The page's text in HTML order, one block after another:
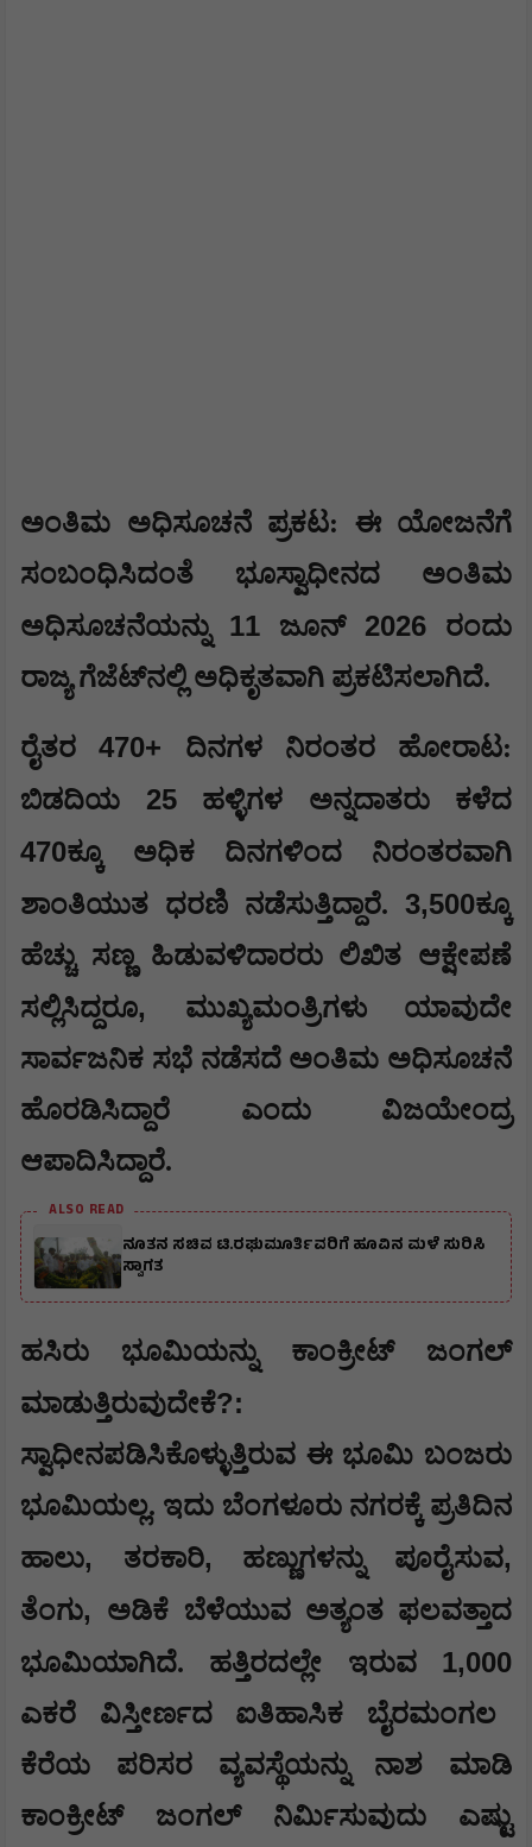
​ಅಂತಿಮ ಅಧಿಸೂಚನೆ ಪ್ರಕಟ: ಈ ಯೋಜನೆಗೆ
ಸಂಬಂಧಿಸಿದಂತೆ ಭೂಸ್ವಾಧೀನದ ಅಂತಿಮ
ಅಧಿಸೂಚನೆಯನ್ನು 11 ಜೂನ್ 2026 ರಂದು
ರಾಜ್ಯ ಗೆಜೆಟ್‌ನಲ್ಲಿ ಅಧಿಕೃತವಾಗಿ ಪ್ರಕಟಿಸಲಾಗಿದೆ.
​ರೈತರ 470+ ದಿನಗಳ ನಿರಂತರ ಹೋರಾಟ:
ಬಿಡದಿಯ 25ಹಳ್ಳಿಗಳ ಅನ್ನದಾತರು ಕಳೆದ
470ಕ್ಕೂ ಅಧಿಕ ದಿನಗಳಿಂದ ನಿರಂತರವಾಗಿ
ಶಾಂತಿಯುತ ಧರಣಿ ನಡೆಸುತ್ತಿದ್ದಾರೆ. 3,500ಕ್ಕೂ
ಹೆಚ್ಚು ಸಣ್ಣ ಹಿಡುವಳಿದಾರರು ಲಿಖಿತ ಆಕ್ಷೇಪಣೆ
ಸಲ್ಲಿಸಿದ್ದರೂ, ಮುಖ್ಯಮಂತ್ರಿಗಳು ಯಾವುದೇ
ಸಾರ್ವಜನಿಕ ಸಭೆ ನಡೆಸದೆ ಅಂತಿಮ ಅಧಿಸೂಚನೆ
ಹೊರಡಿಸಿದ್ದಾರೆ ಎಂದು ವಿಜಯೇಂದ್ರ
ಆಪಾದಿಸಿದ್ದಾರೆ.
ALSO READ
ನೂತನ ಸಚಿವ ಟಿ.ರಘುಮೂರ್ತಿವರಿಗೆ ಹೂವಿನ ಮಳೆ ಸುರಿಸಿ
ಸ್ವಾಗತ
​​ಹಸಿರು ಭೂಮಿಯನ್ನು ಕಾಂಕ್ರೀಟ್ ಜಂಗಲ್
ಮಾಡುತ್ತಿರುವುದೇಕೆ?:
ಸ್ವಾಧೀನಪಡಿಸಿಕೊಳ್ಳುತ್ತಿರುವ ಈ ಭೂಮಿ ಬಂಜರು
ಭೂಮಿಯಲ್ಲ. ಇದು ಬೆಂಗಳೂರು ನಗರಕ್ಕೆ ಪ್ರತಿದಿನ
ಹಾಲು, ತರಕಾರಿ, ಹಣ್ಣುಗಳನ್ನು ಪೂರೈಸುವ,
ತೆಂಗು, ಅಡಿಕೆ ಬೆಳೆಯುವ ಅತ್ಯಂತ ಫಲವತ್ತಾದ
ಭೂಮಿಯಾಗಿದೆ. ಹತ್ತಿರದಲ್ಲೇ ಇರುವ 1,000
ಎಕರೆ ವಿಸ್ತೀರ್ಣದ ಐತಿಹಾಸಿಕ ಬೈರಮಂಗಲ
ಕೆರೆಯ ಪರಿಸರ ವ್ಯವಸ್ಥೆಯನ್ನು ನಾಶ ಮಾಡಿ
ಕಾಂಕ್ರೀಟ್ ಜಂಗಲ್ ನಿರ್ಮಿಸುವುದು ಎಷ್ಟು